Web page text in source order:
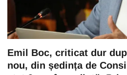
Emil Boc, criticat dur
nou, din ședința de